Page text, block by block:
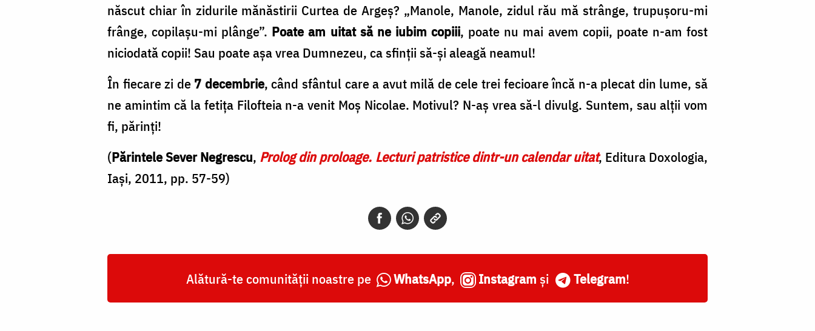
născut chiar în zidurile mănăstirii Curtea de Argeş? „Manole, Manole, zidul rău mă strânge, trupuşoru-mi
frânge, copilaşu-mi plânge”. Poate am uitat să ne iubim copiii, poate nu mai avem copii, poate n-am fost
niciodată copii! Sau poate aşa vrea Dumnezeu, ca sfinţii să-şi aleagă neamul!
În fiecare zi de 7 decembrie, când sfântul care a avut milă de cele trei fecioare încă n-a plecat din lume, să
ne amintim că la fetiţa Filofteia n-a venit Moş Nicolae. Motivul? N-aş vrea să-l divulg. Sun­tem, sau alţii vom
fi, părinţi!
(Părintele Sever Negrescu, Prolog din proloage. Lecturi patristice dintr-un calendar uitat, Editura Doxologia,
Iași, 2011, pp. 57-59)
Alătură-te comunității noastre pe WhatsApp, Instagram și Telegram!